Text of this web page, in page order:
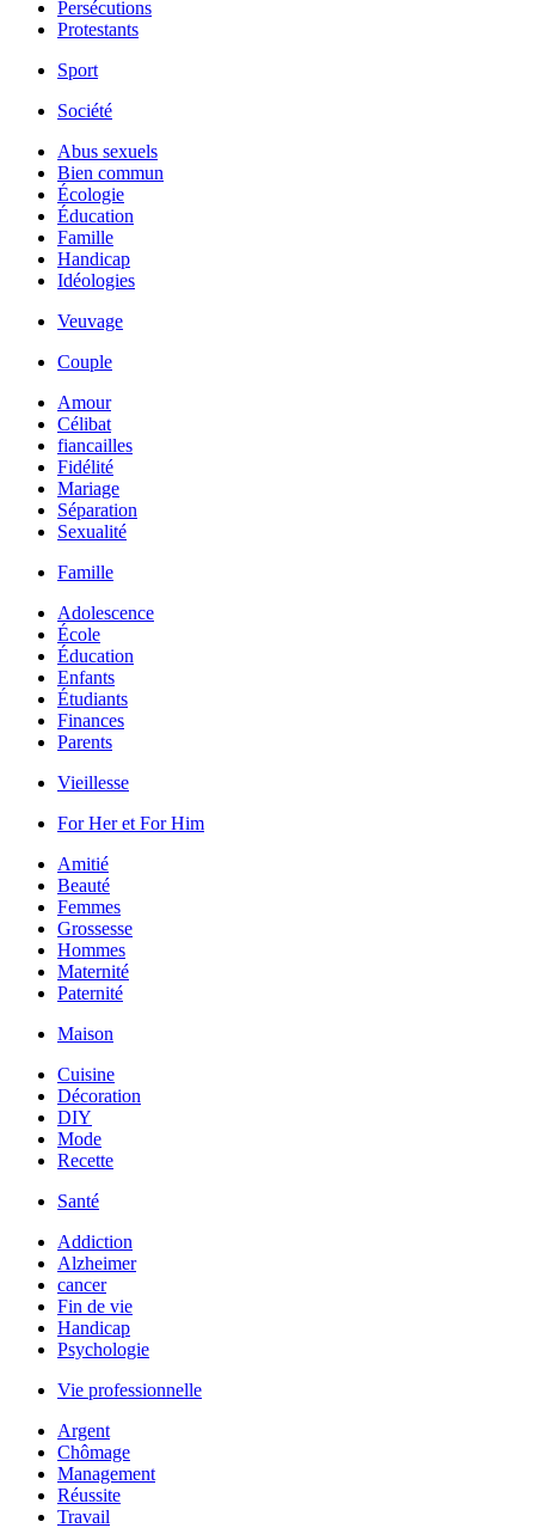
Persécutions
Protestants
Sport
Société
Abus sexuels
Bien commun
Écologie
Éducation
Famille
Handicap
Idéologies
Veuvage
Couple
Amour
Célibat
fiancailles
Fidélité
Mariage
Séparation
Sexualité
Famille
Adolescence
École
Éducation
Enfants
Étudiants
Finances
Parents
Vieillesse
For Her et For Him
Amitié
Beauté
Femmes
Grossesse
Hommes
Maternité
Paternité
Maison
Cuisine
Décoration
DIY
Mode
Recette
Santé
Addiction
Alzheimer
cancer
Fin de vie
Handicap
Psychologie
Vie professionnelle
Argent
Chômage
Management
Réussite
Travail